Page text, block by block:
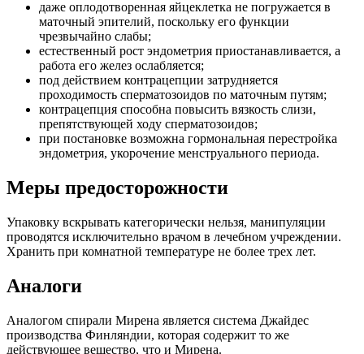
даже оплодотворенная яйцеклетка не погружается в
маточный эпителий, поскольку его функции
чрезвычайно слабы;
естественный рост эндометрия приостанавливается, а
работа его желез ослабляется;
под действием контрацепции затрудняется
проходимость сперматозоидов по маточным путям;
контрацепция способна повысить вязкость слизи,
препятствующей ходу сперматозоидов;
при постановке возможна гормональная перестройка
эндометрия, укорочение менструального периода.
Меры предосторожности
Упаковку вскрывать категорически нельзя, манипуляции
проводятся исключительно врачом в лечебном учреждении.
Хранить при комнатной температуре не более трех лет.
Аналоги
Аналогом спирали Мирена является система Джайдес
производства Финляндии, которая содержит то же
действующее вещество, что и Мирена.